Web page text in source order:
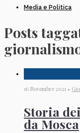
Media e Politica
Posts
16 Novembre 2021 •
Storia
da Mosca